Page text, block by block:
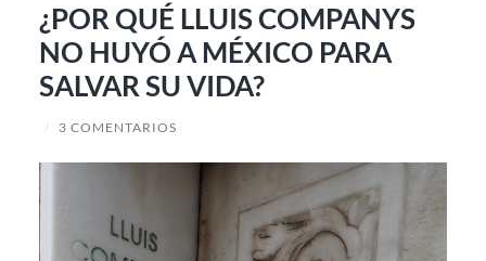
¿POR QUÉ LLUIS COMPANYS
NO HUYÓ A MÉXICO PARA
SALVAR SU VIDA?
/ 3 COMENTARIOS